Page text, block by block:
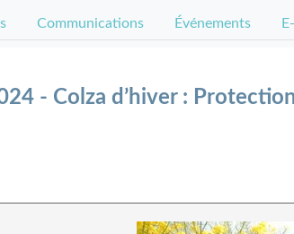
Communications Événements
- Colza d’hiver :